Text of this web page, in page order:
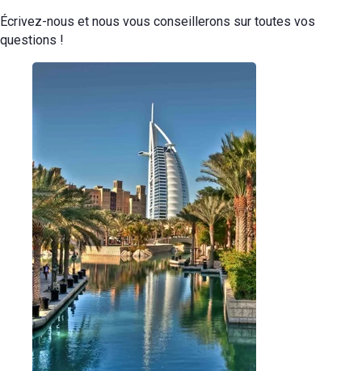
Écrivez-nous et nous vous conseillerons sur toutes vos
questions !